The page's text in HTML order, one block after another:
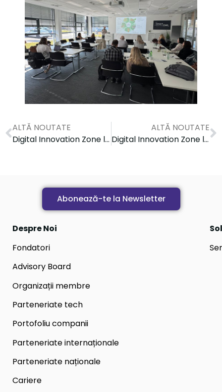
ALTĂ NOUTATE
Digital Innovation Zone lansează primul apel de servicii pentru digitalizarea instituțiilor publice din Regiunea Nord-Est
ALTĂ NOUTATE
Digital Innovation Zone lansează primul apel de servicii subvenționate 100% pentru transformarea digitală a instituțiilor publice din Regiunea Nord-Est
Abonează-te la Newsletter
Despre Noi
Fondatori
Advisory Board
Organizații membre
Parteneriate tech
Portofoliu companii
Parteneriate internaționale
Parteneriate naționale
Cariere